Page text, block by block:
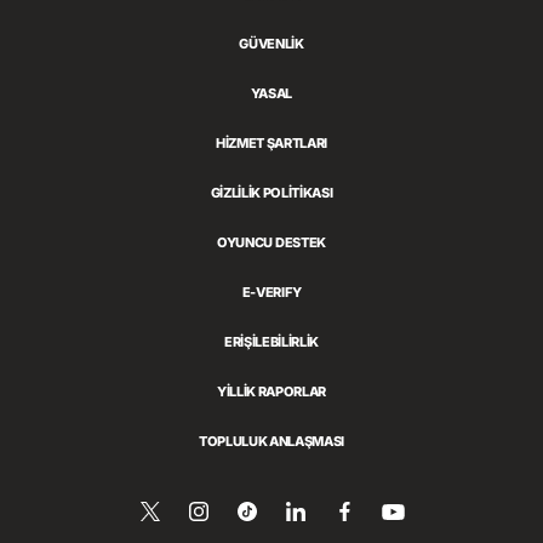
GÜVENLİK
YASAL
HİZMET ŞARTLARI
GİZLİLİK POLİTİKASI
OYUNCU DESTEK
E-VERIFY
ERIŞILEBILIRLIK
YILLIK RAPORLAR
TOPLULUK ANLAŞMASI
Bizi
Follow
Follow
LinkedIn’de
Bizi
YouTube’da
İzle